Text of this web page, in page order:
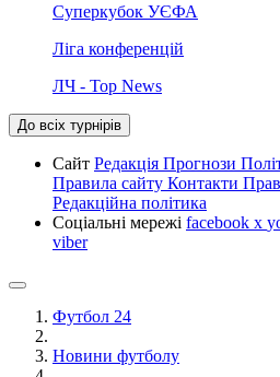
Суперкубок УЄФА
Ліга конференцій
ЛЧ - Top News
До всіх турнірів
Сайт Редакція Прогнози
Правила сайту Контакти
Редакційна політика
Соціальні мережі facebook x
viber
Футбол 24
Новини футболу